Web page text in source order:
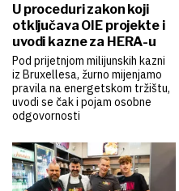
U proceduri zakon koji
otključava OIE projekte i
uvodi kazne za HERA-u
Pod prijetnjom milijunskih kazni
iz Bruxellesa, žurno mijenjamo
pravila na energetskom tržištu,
uvodi se čak i pojam osobne
odgovornosti